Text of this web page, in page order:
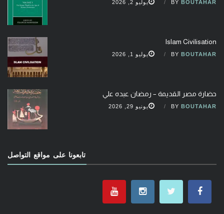
BY BOUTAHAR يوليو 2, 2026
Islam Civilisation
BY BOUTAHAR يوليو 1, 2026
حضارة مصر القديمة – رمضان عبده علي
BY BOUTAHAR يونيو 29, 2026
تابعونا على مواقع التواصل